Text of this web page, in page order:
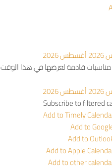
أغسطس 2026
مناسبات قادمة لعرضها في هذا الوقت
أغسطس 2026
Subscribe to filtered
Add to Timely
Add to
Add to
Add to Apple
Add to other